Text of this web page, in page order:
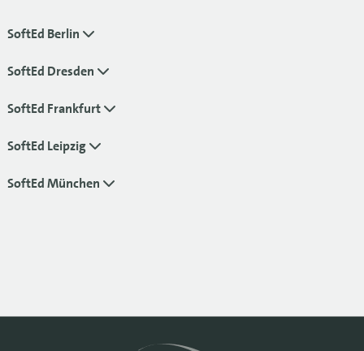
SoftEd Berlin
SoftEd Dresden
SoftEd Frankfurt
SoftEd Leipzig
SoftEd München